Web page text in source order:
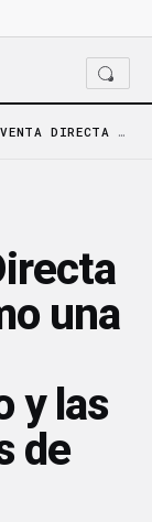
SE POSICIONA COMO UNA…
una
y las
de